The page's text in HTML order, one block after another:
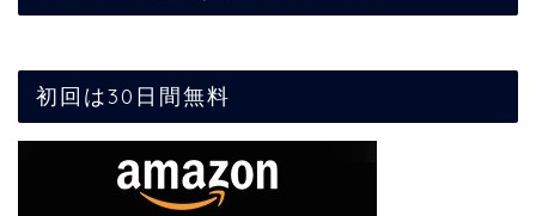
初回は30日間無料